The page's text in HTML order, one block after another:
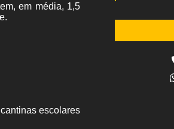
em média, 1,5
escolares